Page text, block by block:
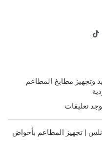
وتجهيز مطابخ المطاعم
تعليقات
| تجهيز المطاعم بأحواض